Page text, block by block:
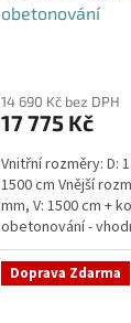
obetonování
14 690 Kč bez DPH
17 775 Kč
Vnitřní rozměry: D:
1500 cm Vnější
mm, V: 1500 cm +
obetonování -
Doprava Zdarma